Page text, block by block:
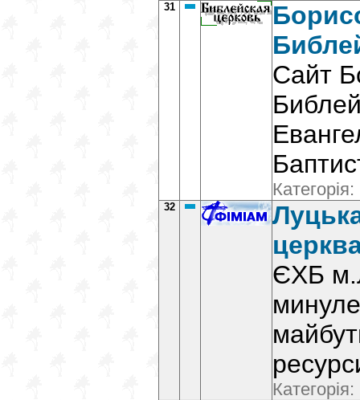
31
Сайт
Категорія:
32
ЄХБ
Категорія: